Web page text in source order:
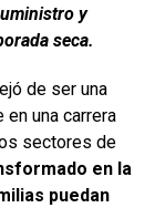
y
seca.
de ser una
una carrera
sectores de
en la
puedan